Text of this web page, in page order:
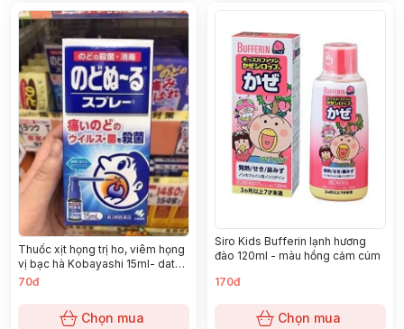
Thuốc xịt họng trị ho, viêm họng
vị bạc hà Kobayashi 15ml- date
01/2025
70đ
Chọn mua
Siro Kids Bufferin lạnh hương
đào 120ml - màu hồng cảm cúm
170đ
Chọn mua